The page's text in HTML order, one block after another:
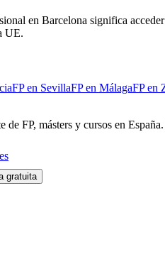
en Barcelona significa
UE.
FP en SevillaFP en MálagaFP en
de FP, másters y cursos en
gratuita